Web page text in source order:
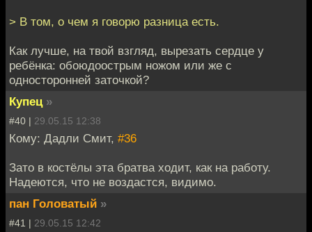
> В том, о чем я говорю разница есть.
Как лучше, на твой взгляд, вырезать сердце у
ребёнка: обоюдоострым ножом или же с
односторонней заточкой?
Купец »
#40 | 29.05.15 12:38
Кому: Дадли Смит, #36
Зато в костёлы эта братва ходит, как на работу.
Надеются, что не воздастся, видимо.
пан Головатый »
#41 | 29.05.15 12:42